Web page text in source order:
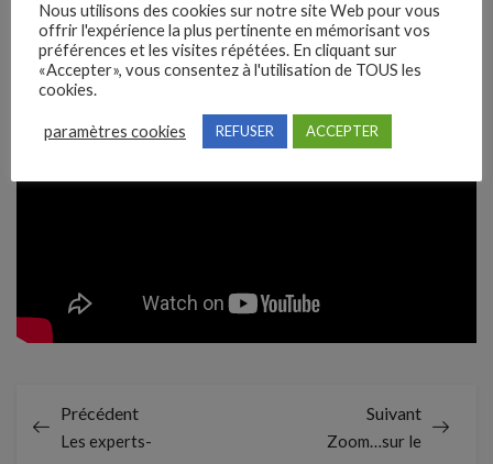
Précédent
Les experts-
Suivant
Zoom…sur le
Nous utilisons des cookies sur notre site Web pour vous
offrir l'expérience la plus pertinente en mémorisant vos
préférences et les visites répétées. En cliquant sur
«Accepter», vous consentez à l'utilisation de TOUS les
cookies.
paramètres cookies REFUSER ACCEPTER